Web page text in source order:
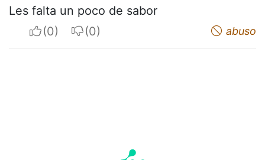
Les falta un poco de sabor
I apreciateI do not appreciate abuso